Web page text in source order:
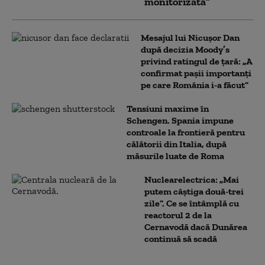
Mesajul lui Nicușor Dan
după decizia Moody’s
privind ratingul de țară: „A
confirmat pașii importanți
pe care România i-a făcut”
Tensiuni maxime în
Schengen. Spania impune
controale la frontieră pentru
călătorii din Italia, după
măsurile luate de Roma
Nuclearelectrica: „Mai
putem câștiga două-trei
zile”. Ce se întâmplă cu
reactorul 2 de la
Cernavodă dacă Dunărea
continuă să scadă